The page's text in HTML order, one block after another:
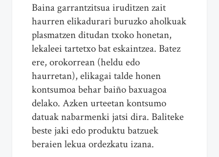
Baina garrantzitsua iruditzen zait
haurren elikadurari buruzko aholkuak
plasmatzen ditudan txoko honetan,
lekaleei tartetxo bat eskaintzea. Batez
ere, orokorrean (heldu edo
haurretan), elikagai talde honen
kontsumoa behar baiño baxuagoa
delako. Azken urteetan kontsumo
datuak nabarmenki jatsi dira. Baliteke
beste jaki edo produktu batzuek
beraien lekua ordezkatu izana.